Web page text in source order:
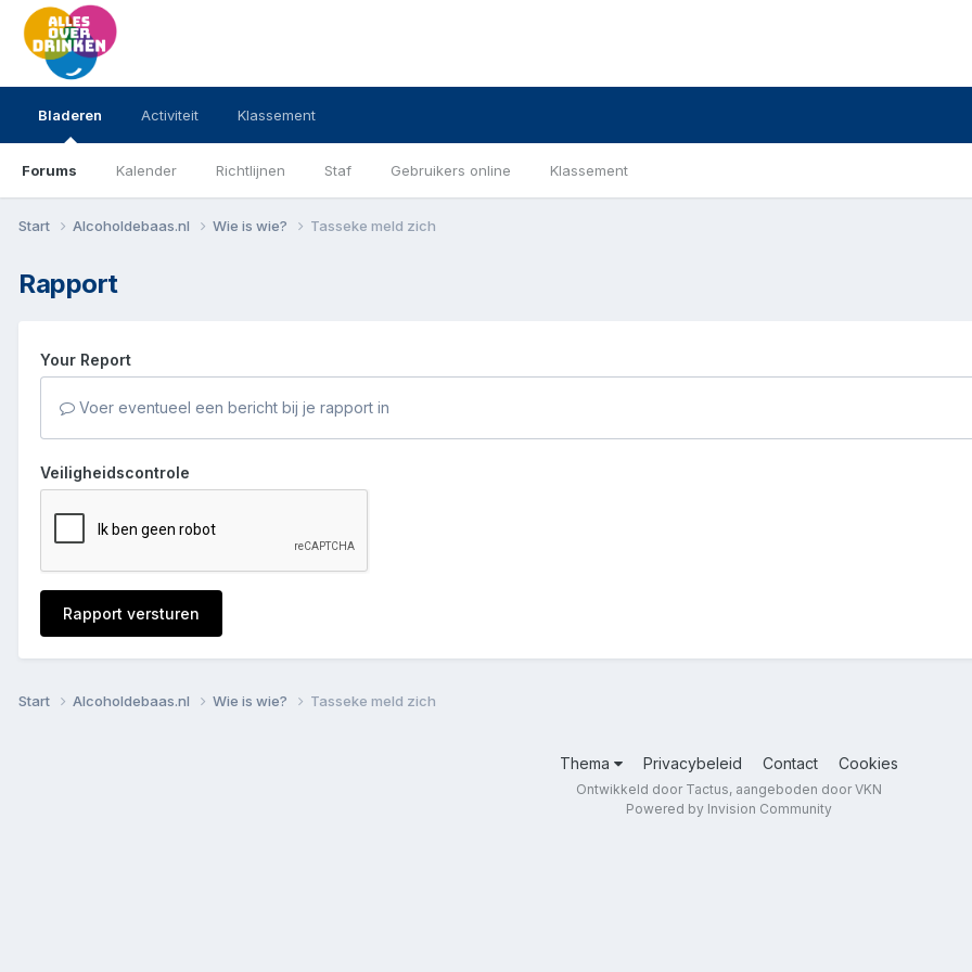
Bladeren
Forums Kalender Richtlijnen Staf Gebruikers online Klassement
Activiteit Klassement
Start Alcoholdebaas.nl Wie is wie? Tasseke meld zich
Rapport
Your Report
Voer eventueel een bericht bij je rapport in
Veiligheidscontrole
Rapport versturen
Start Alcoholdebaas.nl Wie is wie? Tasseke meld zich
Thema Privacybeleid Contact Cookies
Ontwikkeld door Tactus, aangeboden door VKN
Powered by Invision Community